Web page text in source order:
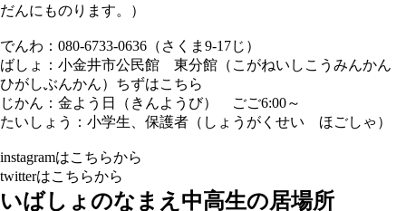
だんにものります。）
でんわ：080-6733-0636（さくま9-17じ）
ばしょ：小金井市公民館 東分館（こがねいしこうみんかん
ひがしぶんかん） ちずはこちら
じかん：金よう日（きんようび） ごご6:00～
たいしょう：小学生、保護者（しょうがくせい ほごしゃ）
instagramはこちらから
twitterはこちらから
いばしょのなまえ 中⾼⽣の居場所